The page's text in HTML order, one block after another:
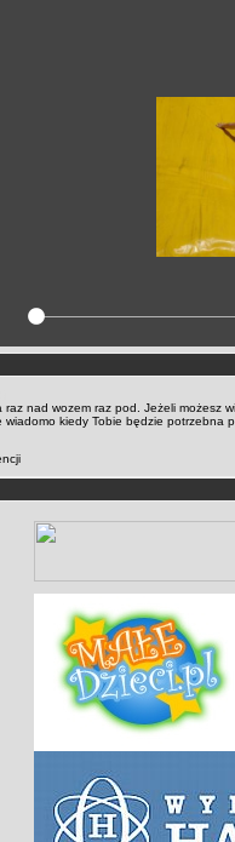
raz nad wozem raz pod. Jeżeli możesz
wiadomo kiedy Tobie będzie potrzebna